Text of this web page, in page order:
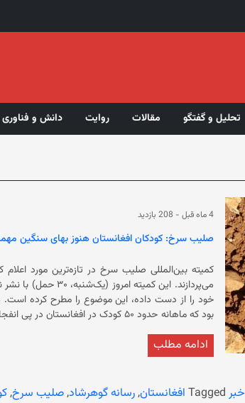
تحلیل و گفتگو مقالات روایت دانش و فناوری
4 ماه قبل - 208 بازدید
صلیب سرخ: کودکان افغانستان هنوز بهای سنگین
کمیته بین‌المللی صلیب سرخ در تازه‌ترین مورد
می‌پردازند. این
ریچارد بنت، گزارشگر ویژه شورای حقوق بشر سازمان
کیلومتری مناطق آلوده به ماین‌ها و مواد منفجره زندگی
ادامه مطلب
خبر Tagged افغانستان,رسانه گوهرشاد,صلیب سرخ,